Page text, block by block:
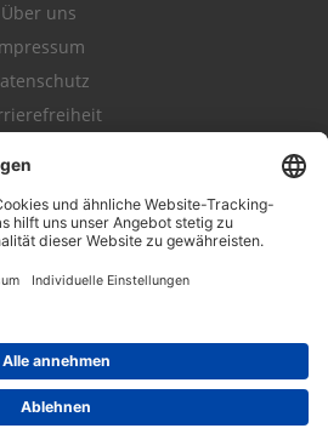
Über uns
Romandie
LeadNow